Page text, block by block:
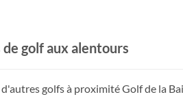
golf aux alentours
golfs à proximité Golf de la